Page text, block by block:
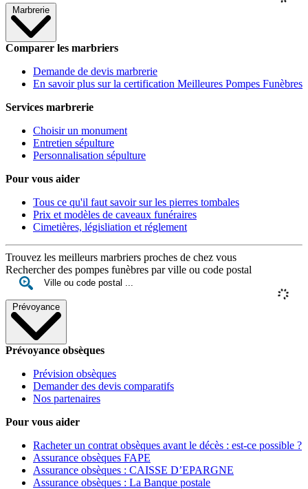
Marbrerie
Comparer les marbriers
Demande de devis marbrerie
En savoir plus sur la certification Meilleures Pompes Funèbres
Services marbrerie
Choisir un monument
Entretien sépulture
Personnalisation sépulture
Pour vous aider
Tous ce qu'il faut savoir sur les pierres tombales
Prix et modèles de caveaux funéraires
Cimetières, législiation et réglement
Trouvez les meilleurs marbriers proches de chez vous
Rechercher des pompes funèbres par ville ou code postal
Prévoyance
Prévoyance obsèques
Prévision obsèques
Demander des devis comparatifs
Nos partenaires
Pour vous aider
Racheter un contrat obsèques avant le décès : est-ce possible ?
Assurance obsèques FAPE
Assurance obsèques : CAISSE D’EPARGNE
Assurance obsèques : La Banque postale